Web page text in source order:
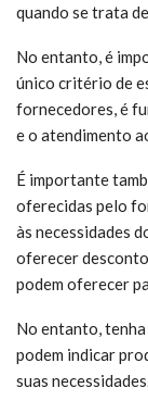
quando se trata
No entanto, é
único critério de
fornecedores, é
e o atendimento
É importante
oferecidas pelo
às necessidades
oferecer
podem oferecer
No entanto,
podem indicar
suas